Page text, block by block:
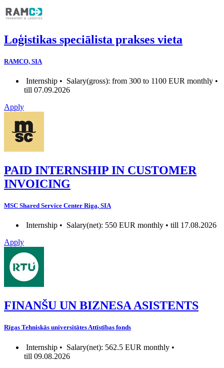
Loģistikas speciālista prakses vieta
RAMCO, SIA
Internship • Salary(gross): from 300 to 1100 EUR monthly •
till 07.09.2026
Apply
PAID INTERNSHIP IN CUSTOMER
INVOICING
MSC Shared Service Center Riga, SIA
Internship • Salary(net): 550 EUR monthly • till 17.08.2026
Apply
FINANŠU UN BIZNESA ASISTENTS
Rīgas Tehniskās universitātes Attīstības fonds
Internship • Salary(net): 562.5 EUR monthly •
till 09.08.2026